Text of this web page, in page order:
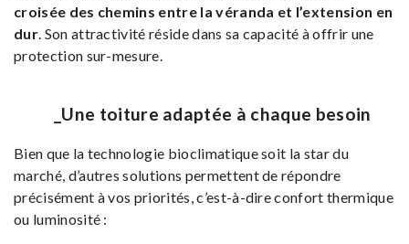
croisée des chemins entre la véranda et l’extension en
dur. Son attractivité réside dans sa capacité à offrir une
protection sur-mesure.
_Une toiture adaptée à chaque besoin
Bien que la technologie bioclimatique soit la star du
marché, d’autres solutions permettent de répondre
précisément à vos priorités, c’est-à-dire confort thermique
ou luminosité :